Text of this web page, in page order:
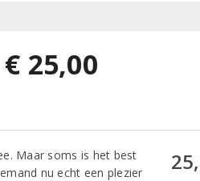
25,00
Maar soms is het best
nu echt een plezier